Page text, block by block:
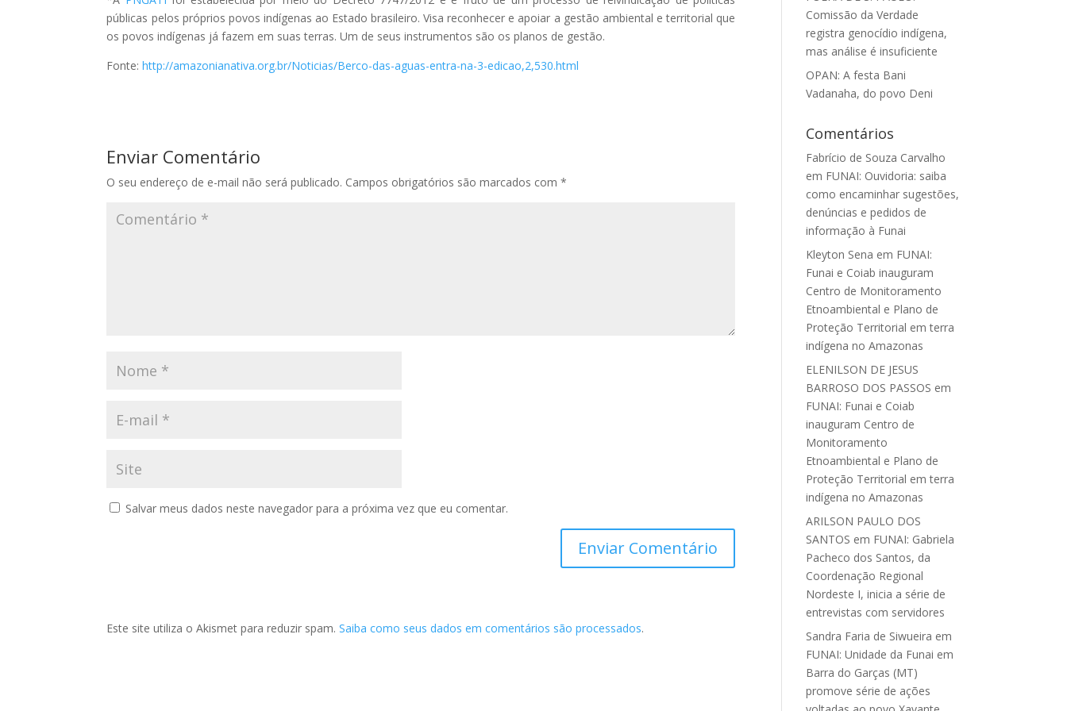
públicas pelos próprios povos indígenas ao Estado brasileiro. Visa reconhecer e apoiar a gestão ambiental e territorial que
os povos indígenas já fazem em suas terras. Um de seus instrumentos são os planos de gestão.
Fonte:http://amazonianativa.org.br/Noticias/Berco-das-aguas-entra-na-3-edicao,2,530.html
Enviar Comentário
O seu endereço de e-mail não será publicado. Campos obrigatórios são marcados com*
Salvar meus dados neste navegador para a próxima vez que eu comentar.
Este site utiliza o Akismet para reduzir spam.Saiba como seus dados em comentários são processados.
Comissão da Verdade
registra genocídio indígena,
mas análise é insuficiente
OPAN: A festa Bani
Vadanaha, do povo Deni
Comentários
Fabrício de Souza Carvalho
em FUNAI: Ouvidoria: saiba
como encaminhar sugestões,
denúncias e pedidos de
informação à Funai
Kleyton Sena em FUNAI:
Funai e Coiab inauguram
Centro de Monitoramento
Etnoambiental e Plano de
Proteção Territorial em terra
indígena no Amazonas
ELENILSON DE JESUS
BARROSO DOS PASSOS em
FUNAI: Funai e Coiab
inauguram Centro de
Monitoramento
Etnoambiental e Plano de
Proteção Territorial em terra
indígena no Amazonas
ARILSON PAULO DOS
SANTOS em FUNAI: Gabriela
Pacheco dos Santos, da
Coordenação Regional
Nordeste I, inicia a série de
entrevistas com servidores
Sandra Faria de Siwueira em
FUNAI: Unidade da Funai em
Barra do Garças (MT)
promove série de ações